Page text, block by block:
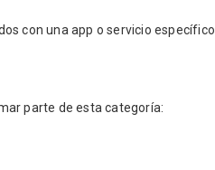
con una app o servicio específico.
parte de esta categoría: